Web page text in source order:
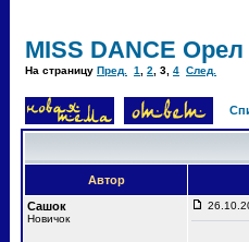
MISS DANCE
На страницу Пред. 1 2 3 4 След.
Автор
Сашок
Новичок